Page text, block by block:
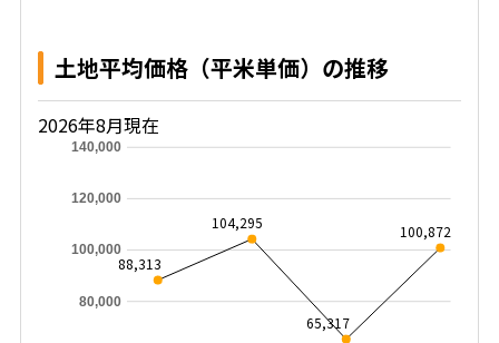
土地平均価格（平米単価）の推移
2026年8月現在
80,000
100,000
120,000
140,000
88,313
104,295
65,317
100,872